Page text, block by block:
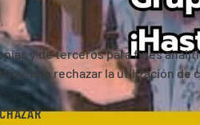
y de terceros para fines
o rechazar la utilización